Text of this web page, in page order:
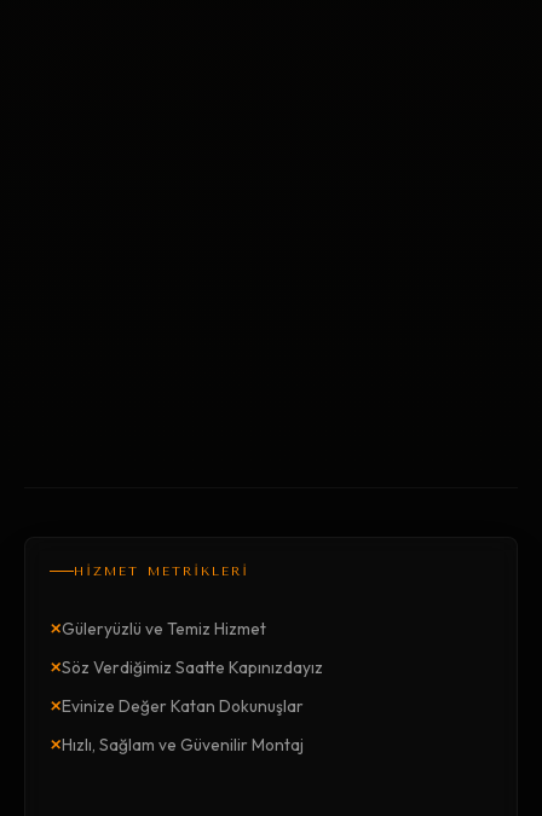
HİZMET METRİKLERİ
×Güleryüzlü ve Temiz Hizmet
×Söz Verdiğimiz Saatte Kapınızdayız
×Evinize Değer Katan Dokunuşlar
×Hızlı, Sağlam ve Güvenilir Montaj